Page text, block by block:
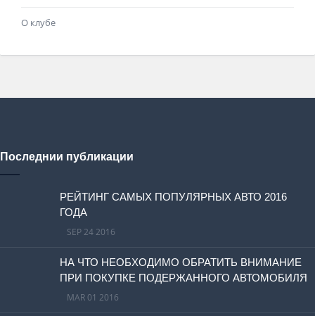
О клубе
Последнии публикации
РЕЙТИНГ САМЫХ ПОПУЛЯРНЫХ АВТО 2016
ГОДА
SEP 24 2016
НА ЧТО НЕОБХОДИМО ОБРАТИТЬ ВНИМАНИЕ
ПРИ ПОКУПКЕ ПОДЕРЖАННОГО АВТОМОБИЛЯ
MAR 01 2016